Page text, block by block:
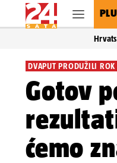
DVAPUT PRODUŽILI ROK
Gotov
ćemo